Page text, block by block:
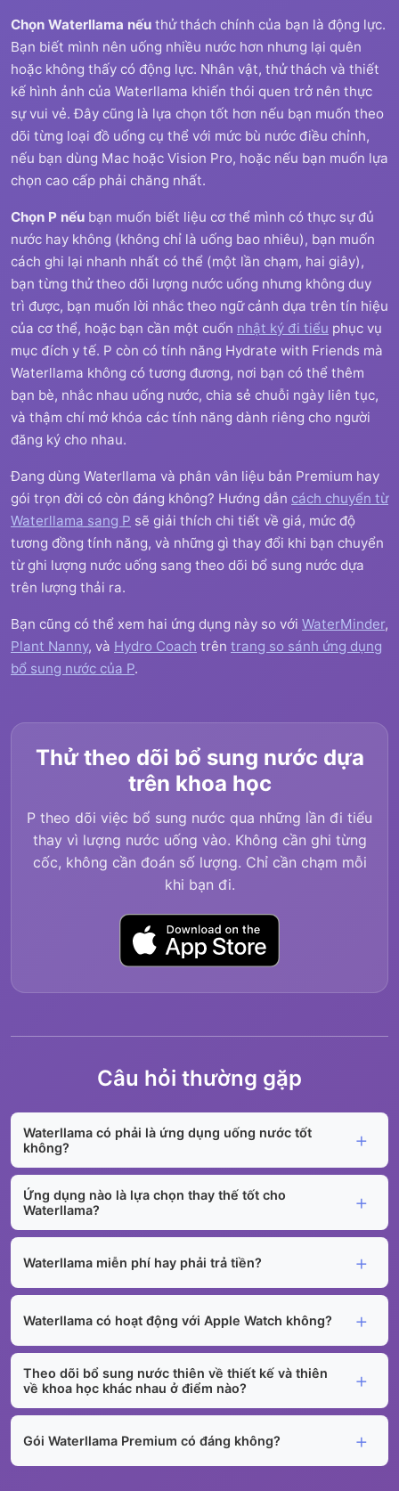
Chọn Waterllama nếu thử thách chính của bạn là động lực.
Bạn biết mình nên uống nhiều nước hơn nhưng lại quên
hoặc không thấy có động lực. Nhân vật, thử thách và thiết
kế hình ảnh của Waterllama khiến thói quen trở nên thực
sự vui vẻ. Đây cũng là lựa chọn tốt hơn nếu bạn muốn theo
dõi từng loại đồ uống cụ thể với mức bù nước điều chỉnh,
nếu bạn dùng Mac hoặc Vision Pro, hoặc nếu bạn muốn lựa
chọn cao cấp phải chăng nhất.
Chọn P nếu bạn muốn biết liệu cơ thể mình có thực sự đủ
nước hay không (không chỉ là uống bao nhiêu), bạn muốn
cách ghi lại nhanh nhất có thể (một lần chạm, hai giây),
bạn từng thử theo dõi lượng nước uống nhưng không duy
trì được, bạn muốn lời nhắc theo ngữ cảnh dựa trên tín hiệu
của cơ thể, hoặc bạn cần một cuốn nhật ký đi tiểu phục vụ
mục đích y tế. P còn có tính năng Hydrate with Friends mà
Waterllama không có tương đương, nơi bạn có thể thêm
bạn bè, nhắc nhau uống nước, chia sẻ chuỗi ngày liên tục,
và thậm chí mở khóa các tính năng dành riêng cho người
đăng ký cho nhau.
Đang dùng Waterllama và phân vân liệu bản Premium hay
gói trọn đời có còn đáng không? Hướng dẫn cách chuyển từ
Waterllama sang P sẽ giải thích chi tiết về giá, mức độ
tương đồng tính năng, và những gì thay đổi khi bạn chuyển
từ ghi lượng nước uống sang theo dõi bổ sung nước dựa
trên lượng thải ra.
Bạn cũng có thể xem hai ứng dụng này so với WaterMinder,
Plant Nanny, và Hydro Coach trên trang so sánh ứng dụng
bổ sung nước của P.
Thử theo dõi bổ sung nước dựa
trên khoa học
P theo dõi việc bổ sung nước qua những lần đi tiểu
thay vì lượng nước uống vào. Không cần ghi từng
cốc, không cần đoán số lượng. Chỉ cần chạm mỗi
khi bạn đi.
Câu hỏi thường gặp
Waterllama có phải là ứng dụng uống nước tốt
không?
Ứng dụng nào là lựa chọn thay thế tốt cho
Waterllama?
Waterllama miễn phí hay phải trả tiền?
Waterllama có hoạt động với Apple Watch không?
Theo dõi bổ sung nước thiên về thiết kế và thiên
về khoa học khác nhau ở điểm nào?
Gói Waterllama Premium có đáng không?